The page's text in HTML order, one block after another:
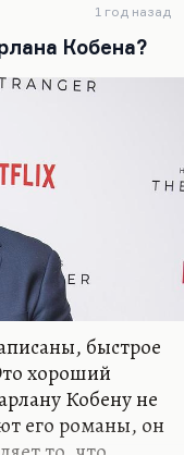
еще и
к ним
неплохие
разницы
своим сыном
Может
с Шервудом та
1 год назад
Кобена?
быстрое
хороший
Кобену не
его романы, он